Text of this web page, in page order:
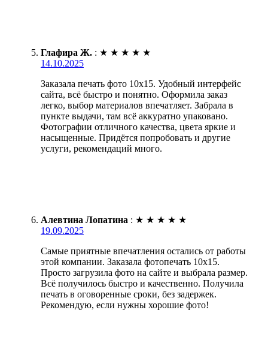
Глафира Ж. : ★ ★ ★ ★ ★
14.10.2025
Заказала печать фото 10х15. Удобный интерфейс
сайта, всё быстро и понятно. Оформила заказ
легко, выбор материалов впечатляет. Забрала в
пункте выдачи, там всё аккуратно упаковано.
Фотографии отличного качества, цвета яркие и
насыщенные. Придётся попробовать и другие
услуги, рекомендаций много.
Алевтина Лопатина : ★ ★ ★ ★ ★
19.09.2025
Самые приятные впечатления остались от работы
этой компании. Заказала фотопечать 10х15.
Просто загрузила фото на сайте и выбрала размер.
Всё получилось быстро и качественно. Получила
печать в оговоренные сроки, без задержек.
Рекомендую, если нужны хорошие фото!